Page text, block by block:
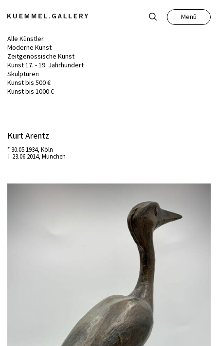
Kunst
Auktion
Leistungen
Menü
Alle Künstler
Moderne Kunst
Zeitgenössische Kunst
Kunst 17. - 19. Jahrhundert
Skulpturen
Kunst bis 500 €
Kunst bis 1000 €
Kurt Arentz
* 30.05.1934, Köln
† 23.06.2014, München